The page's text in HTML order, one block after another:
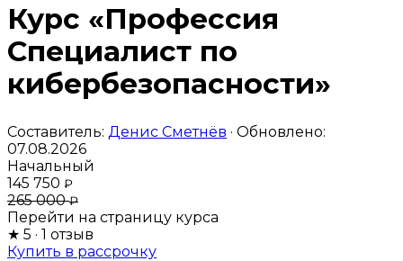
Курс «Профессия
Cпециалист по
кибербезопасности»
Составитель: Денис Сметнёв · Обновлено:
07.08.2026
Начальный
145 750 ₽
265 000₽
Перейти на страницу курса
★ 5 · 1 отзыв
Купить в рассрочку